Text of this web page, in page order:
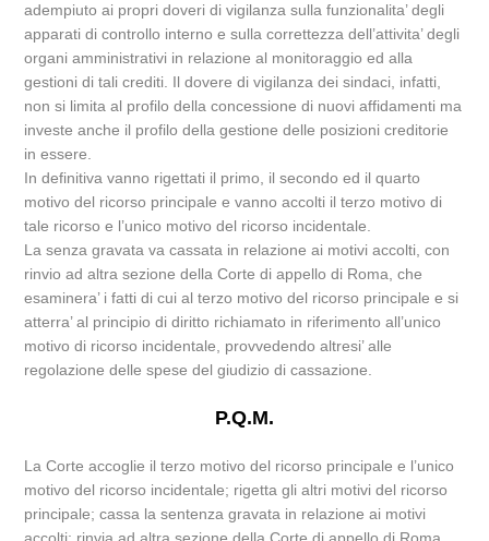
adempiuto ai propri doveri di vigilanza sulla funzionalita’ degli
apparati di controllo interno e sulla correttezza dell’attivita’ degli
organi amministrativi in relazione al monitoraggio ed alla
gestioni di tali crediti. Il dovere di vigilanza dei sindaci, infatti,
non si limita al profilo della concessione di nuovi affidamenti ma
investe anche il profilo della gestione delle posizioni creditorie
in essere.
In definitiva vanno rigettati il primo, il secondo ed il quarto
motivo del ricorso principale e vanno accolti il terzo motivo di
tale ricorso e l’unico motivo del ricorso incidentale.
La senza gravata va cassata in relazione ai motivi accolti, con
rinvio ad altra sezione della Corte di appello di Roma, che
esaminera’ i fatti di cui al terzo motivo del ricorso principale e si
atterra’ al principio di diritto richiamato in riferimento all’unico
motivo di ricorso incidentale, provvedendo altresi’ alle
regolazione delle spese del giudizio di cassazione.
P.Q.M.
La Corte accoglie il terzo motivo del ricorso principale e l’unico
motivo del ricorso incidentale; rigetta gli altri motivi del ricorso
principale; cassa la sentenza gravata in relazione ai motivi